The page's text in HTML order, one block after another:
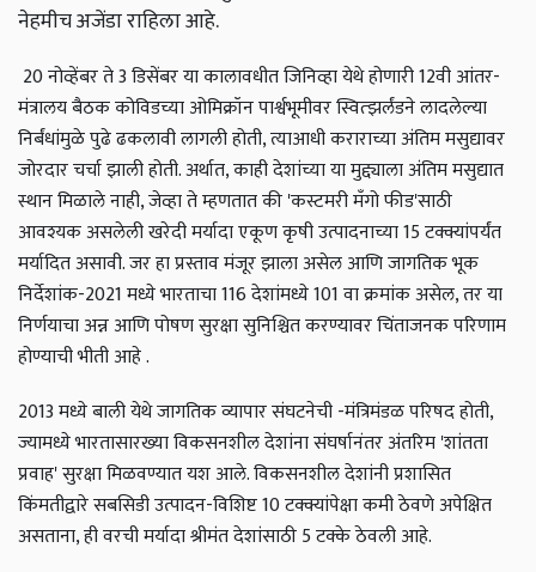
नेहमीच अजेंडा राहिला आहे.
20 नोव्हेंबर ते 3 डिसेंबर या कालावधीत जिनिव्हा येथे होणारी 12वी आंतर-
मंत्रालय बैठक कोविडच्या ओमिक्रॉन पार्श्वभूमीवर स्वित्झर्लंडने लादलेल्या
निर्बंधांमुळे पुढे ढकलावी लागली होती, त्याआधी कराराच्या अंतिम मसुद्यावर
जोरदार चर्चा झाली होती. अर्थात, काही देशांच्या या मुद्द्याला अंतिम मसुद्यात
स्थान मिळाले नाही, जेव्हा ते म्हणतात की 'कस्टमरी मँगो फीड'साठी
आवश्यक असलेली खरेदी मर्यादा एकूण कृषी उत्पादनाच्या 15 टक्क्यांपर्यंत
मर्यादित असावी. जर हा प्रस्ताव मंजूर झाला असेल आणि जागतिक भूक
निर्देशांक-2021 मध्ये भारताचा 116 देशांमध्ये 101 वा क्रमांक असेल, तर या
निर्णयाचा अन्न आणि पोषण सुरक्षा सुनिश्चित करण्यावर चिंताजनक परिणाम
होण्याची भीती आहे .
2013 मध्ये बाली येथे जागतिक व्यापार संघटनेची -मंत्रिमंडळ परिषद होती,
ज्यामध्ये भारतासारख्या विकसनशील देशांना संघर्षानंतर अंतरिम 'शांतता
प्रवाह' सुरक्षा मिळवण्यात यश आले. विकसनशील देशांनी प्रशासित
किंमतीद्वारे सबसिडी उत्पादन-विशिष्ट 10 टक्क्यांपेक्षा कमी ठेवणे अपेक्षित
असताना, ही वरची मर्यादा श्रीमंत देशांसाठी 5 टक्के ठेवली आहे.